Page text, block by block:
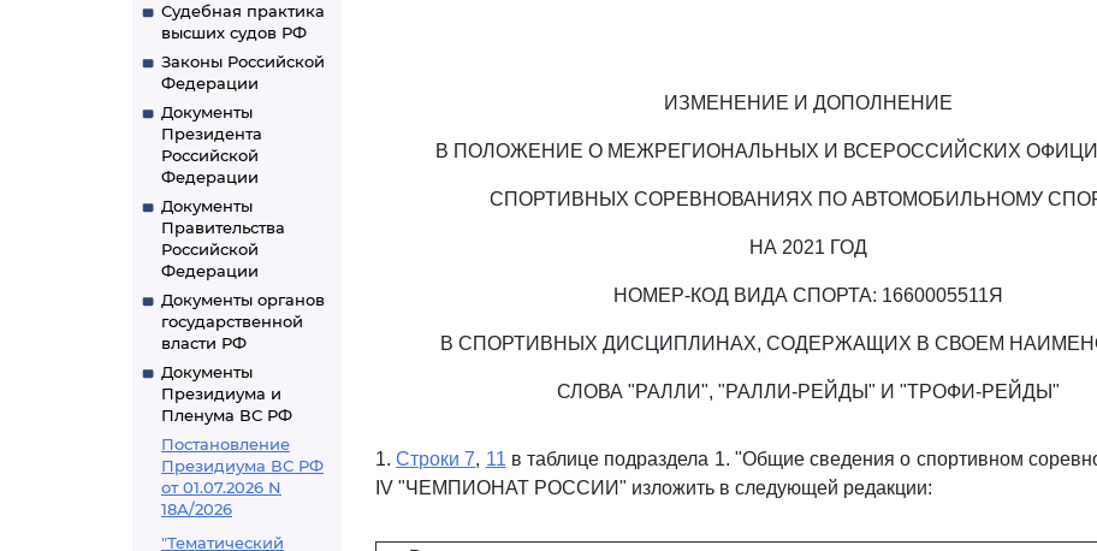
Судебная практика
высших судов РФ
Законы Российской
Федерации
Документы
Президента
Российской
Федерации
Документы
Правительства
Российской
Федерации
Документы органов
государственной
власти РФ
Документы
Президиума и
Пленума ВС РФ
Постановление
Президиума ВС РФ
от 01.07.2026 N
18А/2026
"Тематический
ИЗМЕНЕНИЕ И ДОПОЛНЕНИЕ
В ПОЛОЖЕНИЕ О МЕЖРЕГИОНАЛЬНЫХ И ВСЕРОССИЙСКИХ
СПОРТИВНЫХ СОРЕВНОВАНИЯХ ПО АВТОМОБИЛЬНОМУ
НА 2021 ГОД
НОМЕР-КОД ВИДА СПОРТА: 1660005511Я
В СПОРТИВНЫХ ДИСЦИПЛИНАХ, СОДЕРЖАЩИХ В СВОЕМ
СЛОВА "РАЛЛИ", "РАЛЛИ-РЕЙДЫ" И "ТРОФИ-РЕЙДЫ"
1.Строки 7, 11 в таблице подраздела 1. "Общие сведения о спортивном
IV "ЧЕМПИОНАТ РОССИИ" изложить в следующей редакции: